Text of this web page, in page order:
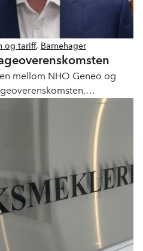
og tariff, Barnehager
mellom NHO Geneo og